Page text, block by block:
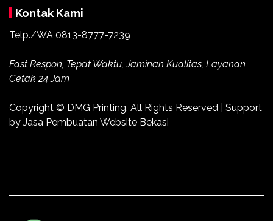
Kontak Kami
Telp./WA 0813-8777-7239
Fast Respon, Tepat Waktu, Jaminan Kualitas, Layanan
Cetak 24 Jam
Copyright © DMG Printing. All Rights Reserved | Support
by Jasa Pembuatan Website Bekasi